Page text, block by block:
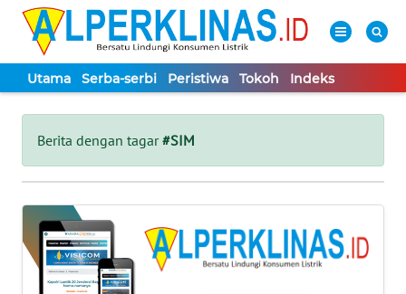
Utama Serba-serbi Peristiwa Tokoh Indeks
Berita dengan tagar#SIM
Tutup
UTAMA
SERBA-
SERBI